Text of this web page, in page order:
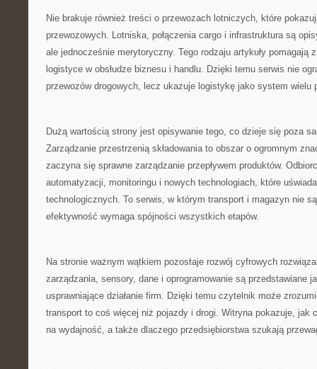
Nie brakuje również treści o przewozach lotniczych, które
przewozowych. Lotniska, połączenia cargo i infrastruktura są
ale jednocześnie merytoryczny. Tego rodzaju artykuły pomagają
logistyce w obsłudze biznesu i handlu. Dzięki temu serwis nie
przewozów drogowych, lecz ukazuje logistykę jako system wielu
Dużą wartością strony jest opisywanie tego, co dzieje się poza
Zarządzanie przestrzenią składowania to obszar o ogromnym
zaczyna się sprawne zarządzanie przepływem produktów.
automatyzacji, monitoringu i nowych technologiach, które
technologicznych. To serwis, w którym transport i magazyn nie
efektywność wymaga spójności wszystkich etapów.
Na stronie ważnym wątkiem pozostaje rozwój cyfrowych
zarządzania, sensory, dane i oprogramowanie są przedstawiane
usprawniające działanie firm. Dzięki temu czytelnik może
transport to coś więcej niż pojazdy i drogi. Witryna pokazuje, jak
na wydajność, a także dlaczego przedsiębiorstwa szukają